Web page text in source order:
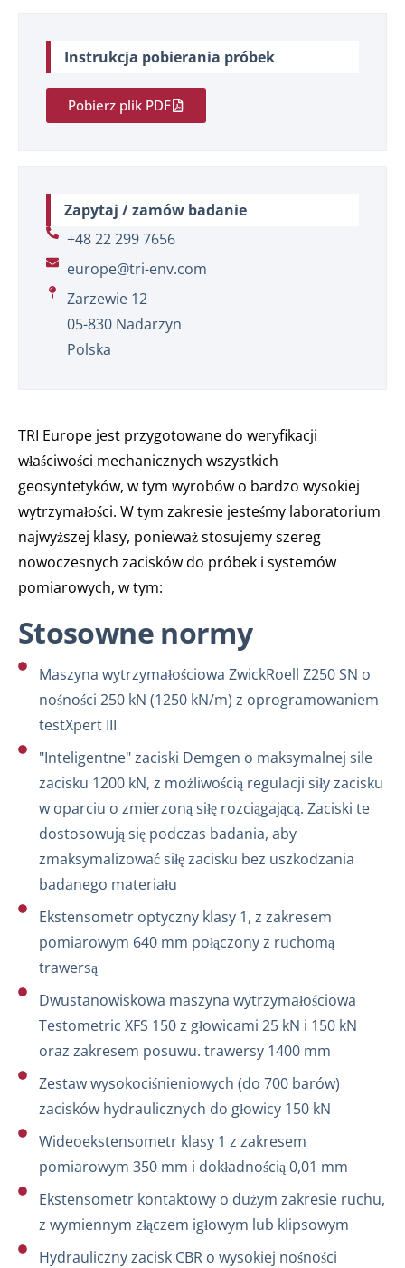
Instrukcja pobierania próbek
Pobierz plik PDF
Zapytaj / zamów badanie
+48 22 299 7656
europe@tri-env.com
Zarzewie 12
05-830 Nadarzyn
Polska
TRI Europe jest przygotowane do weryfikacji
właściwości mechanicznych wszystkich
geosyntetyków, w tym wyrobów o bardzo wysokiej
wytrzymałości. W tym zakresie jesteśmy laboratorium
najwyższej klasy, ponieważ stosujemy szereg
nowoczesnych zacisków do próbek i systemów
pomiarowych, w tym:
Stosowne normy
Maszyna wytrzymałościowa ZwickRoell Z250 SN o
nośności 250 kN (1250 kN/m) z oprogramowaniem
testXpert III
"Inteligentne" zaciski Demgen o maksymalnej sile
zacisku 1200 kN, z możliwością regulacji siły zacisku
w oparciu o zmierzoną siłę rozciągającą. Zaciski te
dostosowują się podczas badania, aby
zmaksymalizować siłę zacisku bez uszkodzania
badanego materiału
Ekstensometr optyczny klasy 1, z zakresem
pomiarowym 640 mm połączony z ruchomą
trawersą
Dwustanowiskowa maszyna wytrzymałościowa
Testometric XFS 150 z głowicami 25 kN i 150 kN
oraz zakresem posuwu. trawersy 1400 mm
Zestaw wysokociśnieniowych (do 700 barów)
zacisków hydraulicznych do głowicy 150 kN
Wideoekstensometr klasy 1 z zakresem
pomiarowym 350 mm i dokładnością 0,01 mm
Ekstensometr kontaktowy o dużym zakresie ruchu,
z wymiennym złączem igłowym lub klipsowym
Hydrauliczny zacisk CBR o wysokiej nośności